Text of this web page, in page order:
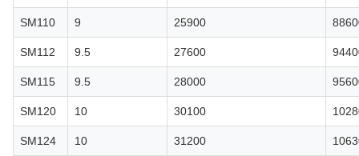
SM110 9 25900
SM112 9.5 27600
SM115 9.5 28000
SM120 10 30100
SM124 10 31200